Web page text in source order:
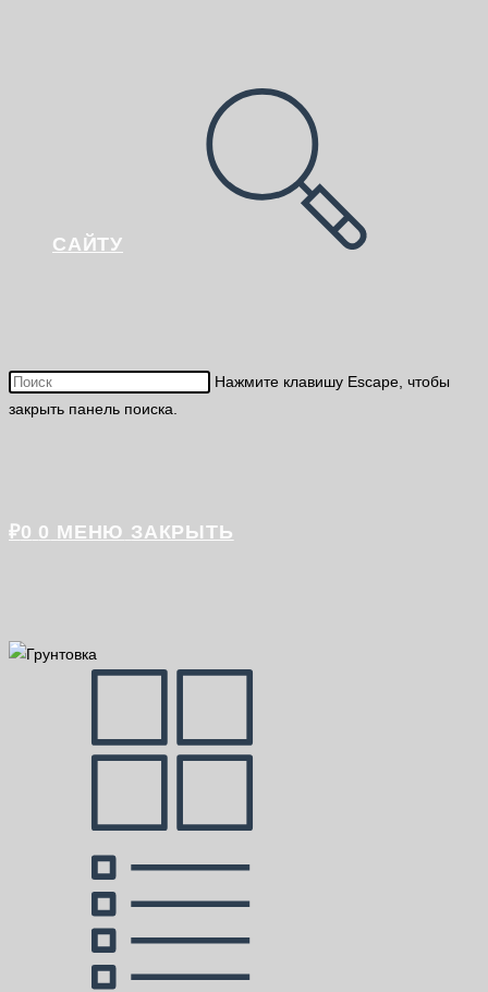
САЙТУ
Нажмите клавишу Escape, чтобы
закрыть панель поиска.
₽0 0 МЕНЮ ЗАКРЫТЬ